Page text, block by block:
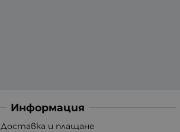
Информация
Доставка и плащане